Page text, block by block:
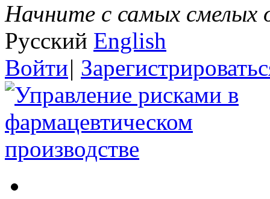
Начните с самых
Русский English
Войти|